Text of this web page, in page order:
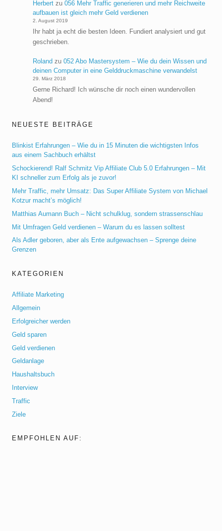
Herbert zu056 Mehr Traffic generieren und mehr Reichweite
aufbauen ist gleich mehr Geld verdienen
2. August 2019
Ihr habt ja echt die besten Ideen. Fundiert analysiert und gut
geschrieben.
Roland zu052 Abo Mastersystem – Wie du dein Wissen und
deinen Computer in eine Gelddruckmaschine verwandelst
29. März 2018
Gerne Richard! Ich wünsche dir noch einen wundervollen
Abend!
NEUESTE BEITRÄGE
Blinkist Erfahrungen – Wie du in 15 Minuten die wichtigsten Infos
aus einem Sachbuch erhältst
Schockierend! Ralf Schmitz Vip Affiliate Club 5.0 Erfahrungen – Mit
KI schneller zum Erfolg als je zuvor!
Mehr Traffic, mehr Umsatz: Das Super Affiliate System von Michael
Kotzur macht’s möglich!
Matthias Aumann Buch – Nicht schulklug, sondern strassenschlau
Mit Umfragen Geld verdienen – Warum du es lassen solltest
Als Adler geboren, aber als Ente aufgewachsen – Sprenge deine
Grenzen
KATEGORIEN
Affiliate Marketing
Allgemein
Erfolgreicher werden
Geld sparen
Geld verdienen
Geldanlage
Haushaltsbuch
Interview
Traffic
Ziele
EMPFOHLEN AUF: